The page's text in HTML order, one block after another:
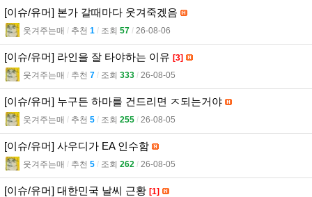
[이슈/유머] 본가 갈때마다 웃겨죽겠음
웃겨주는매 l 추천 1 l 조회 57 l 26-08-06
[이슈/유머] 라인을 잘 타야하는 이유 [3]
웃겨주는매 l 추천 7 l 조회 333 l 26-08-05
[이슈/유머] 누구든 하마를 건드리면 ㅈ되는거야
웃겨주는매 l 추천 5 l 조회 255 l 26-08-05
[이슈/유머] 사우디가 EA 인수함
웃겨주는매 l 추천 5 l 조회 262 l 26-08-05
[이슈/유머] 대한민국 날씨 근황 [1]